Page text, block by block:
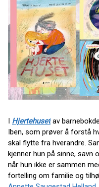
I Hjertehuset av
Iben, som prøver å forstå
skal flytte fra hverandre.
kjenner hun på sinne, savn
når hun ikke er sammen
fortelling om familie og